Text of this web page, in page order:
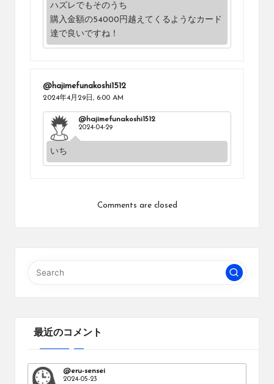
ハズレでもそのうち
購入金額の54000円越えてくるようなカード
達で良いですね！
@hajimefunakoshi1512
2024年4月29日, 6:00 AM
@hajimefunakoshi1512
2024-04-29
いち
Comments are closed
最近のコメント
@eru-sensei
2024-05-23